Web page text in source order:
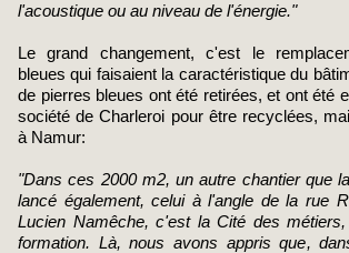
l'acoustique ou au niveau de l'énergie."
Le grand changement, c'est le
bleues qui faisaient la caractéristique du
de pierres bleues ont été retirées, et ont été
société de Charleroi pour être recyclées,
à Namur:
"Dans ces 2000 m2, un autre chantier que
lancé également, celui à l'angle de la rue
Lucien Namêche, c'est la Cité des
formation. Là, nous avons appris que,